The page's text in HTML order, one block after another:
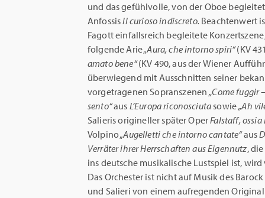
und dasgefühlvolle, von der Oboe
AnfossisIl curioso indiscreto. Beachtenwert
Fagott einfallsreich begleitete Konzertszene
folgende Arie „Aura, che intorno spiri“(KV
amato bene“(KV 490, aus der Wiener
überwiegend mit Ausschnitten seiner
vorgetragenen Sopranszenen „Come fuggir
sento“aus L’Europa riconosciutasowie„Ah
Salieris origineller später OperFalstaff, ossia
Volpino „Augelletti che intorno cantate“aus
Verräter ihrer Herrschaften aus Eigennutz,
ins deutsche musikalische Lustspiel ist,
Das Orchester ist nicht auf Musik des
und Salieri von einem aufregenden